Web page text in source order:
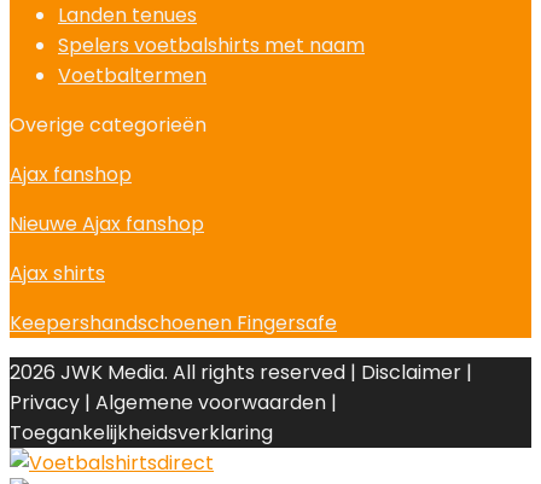
Landen tenues
Spelers voetbalshirts met naam
Voetbaltermen
Overige categorieën
Ajax fanshop
Nieuwe Ajax fanshop
Ajax shirts
Keepershandschoenen Fingersafe
2026 JWK Media. All rights reserved | Disclaimer |
Privacy | Algemene voorwaarden |
Toegankelijkheidsverklaring